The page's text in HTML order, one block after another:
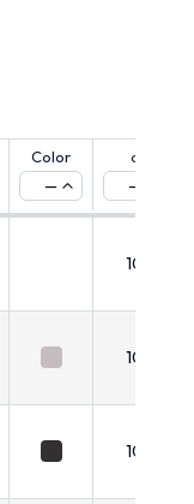
Color
—
d
—
10
10
10